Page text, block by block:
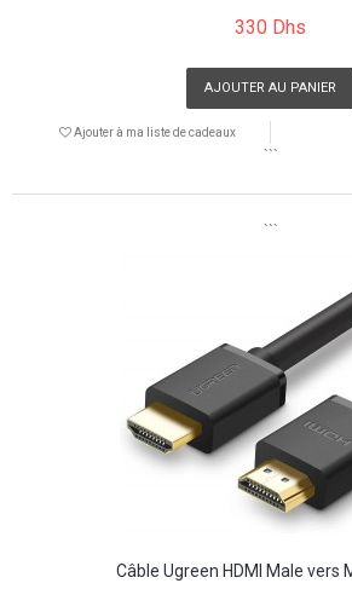
330 Dhs
AJOUTER AU PANIER
Ajouter à ma liste de cadeaux
```
```
Câble Ugreen HDMI Male vers